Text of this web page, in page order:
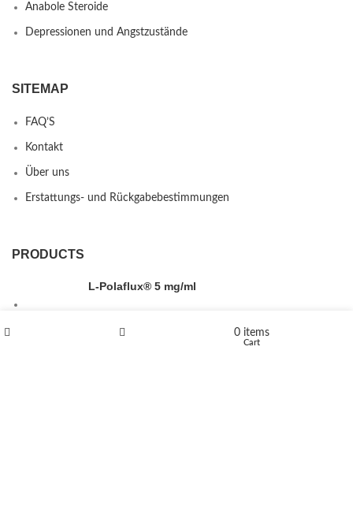
Anabole Steroide
Depressionen und Angstzustände
SITEMAP
FAQ’S
Kontakt
Über uns
Erstattungs- und Rückgabebestimmungen
PRODUCTS
L-Polaflux® 5 mg/ml
0 items
Cart